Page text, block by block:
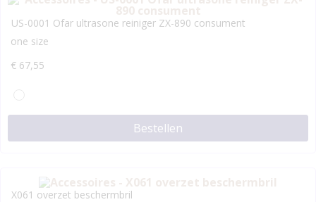
US-0001 Ofar ultrasone reiniger ZX-890 consument
one size
€ 67,55
Bestellen
X061 overzet beschermbril